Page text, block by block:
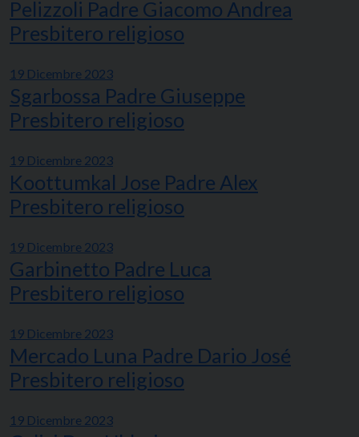
Pelizzoli Padre Giacomo Andrea
Presbitero religioso
19 Dicembre 2023
Sgarbossa Padre Giuseppe
Presbitero religioso
19 Dicembre 2023
Koottumkal Jose Padre Alex
Presbitero religioso
19 Dicembre 2023
Garbinetto Padre Luca
Presbitero religioso
19 Dicembre 2023
Mercado Luna Padre Dario José
Presbitero religioso
19 Dicembre 2023